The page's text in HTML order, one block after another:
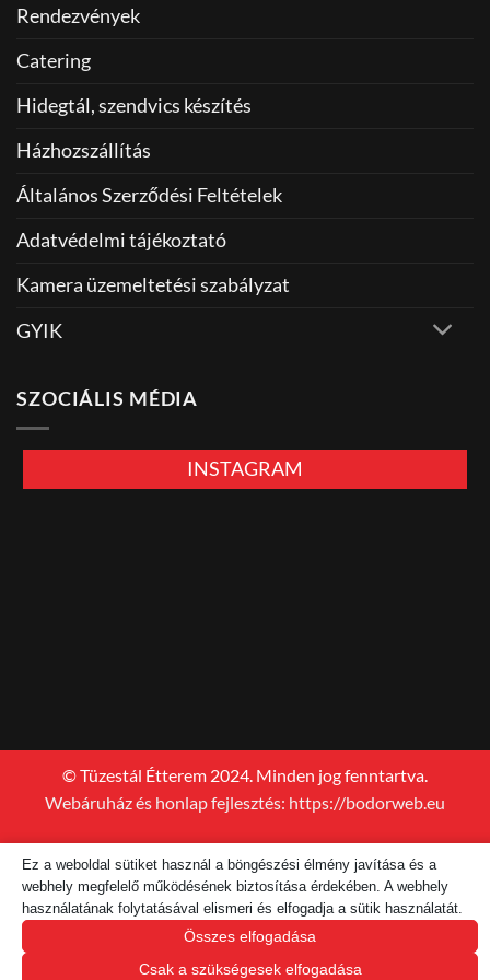
Rendezvények
Catering
Hidegtál, szendvics készítés
Házhozszállítás
Általános Szerződési Feltételek
Adatvédelmi tájékoztató
Kamera üzemeltetési szabályzat
GYIK
SZOCIÁLIS MÉDIA
INSTAGRAM
© Tüzestál Étterem 2024. Minden jog fenntartva.
Webáruház és honlap fejlesztés: https://bodorweb.eu
Ez a weboldal sütiket használ a böngészési élmény javítása és a
webhely megfelelő működésének biztosítása érdekében. A webhely
használatának folytatásával elismeri és elfogadja a sütik használatát.
Összes elfogadása
Csak a szükségesek elfogadása